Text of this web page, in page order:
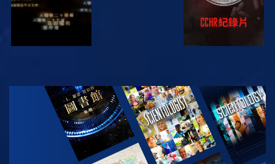
觀看 探索系列節目